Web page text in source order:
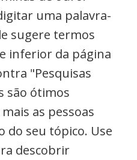
uma palavra-
sugere termos
inferior da página
"Pesquisas
são ótimos
as pessoas
seu tópico. Use
descobrir